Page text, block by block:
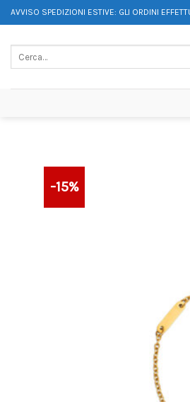
AVVISO SPEDIZIONI ESTIVE: GLI ORDINI
-15%